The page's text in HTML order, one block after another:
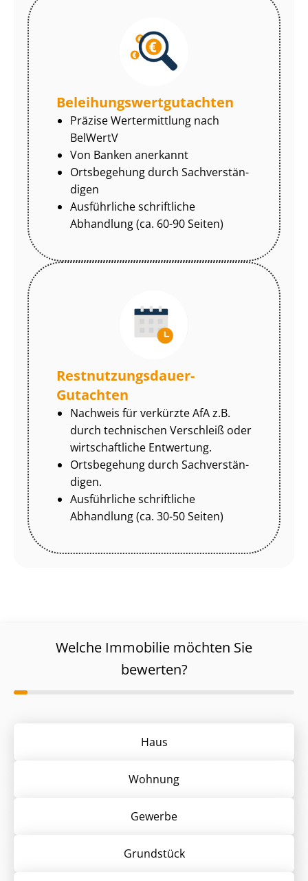
Be­lei­hungs­wert­gut­ach­ten
Präzise Wertermittlung nach
BelWertV
Von Banken anerkannt
Ortsbegehung durch Sach­ver­stän­
di­gen
Ausführliche schriftliche
Abhandlung (ca. 60-90 Seiten)
Rest­nut­zungs­dau­er-
Gutachten
Nachweis für verkürzte AfA z.B.
durch technischen Verschleiß oder
wirtschaftliche Entwertung.
Ortsbegehung durch Sach­ver­stän­
di­gen.
Ausführliche schriftliche
Abhandlung (ca. 30-50 Seiten)
Welche Immobilie möchten Sie
bewerten?
Haus
Wohnung
Gewerbe
Grund­stück